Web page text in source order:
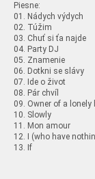
Piesne:
01. Nádych výdych
02. Túžim
03. Chuť si ťa najde
04. Party DJ
05. Znamenie
06. Dotkni se slávy
07. Ide o život
08. Pár chvíl
09. Owner of a lonely
10. Slowly
11. Mon amour
12. I (who have
13. If